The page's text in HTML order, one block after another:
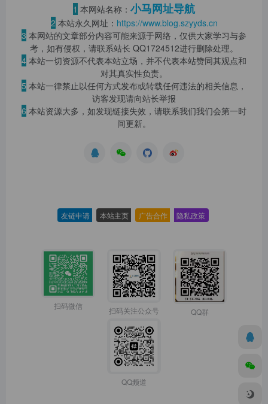
1 本网站名称： 小马网址导航
2 本站永久网址： https://www.blog.szyyds.cn
3 本网站的文章部分内容可能来源于网络，仅供大家学习与参
考，如有侵权，请联系站长 QQ1724512进行删除处理。
4 本站一切资源不代表本站立场，并不代表本站赞同其观点和
对其真实性负责。
5 本站一律禁止以任何方式发布或转载任何违法的相关信息，
访客发现请向站长举报
6 本站资源大多，如发现链接失效，请联系我们我们会第一时
间更新。
友链申请 本站主页 广告合作 隐私政策
扫码微信 扫码关注公众号 QQ群
QQ频道